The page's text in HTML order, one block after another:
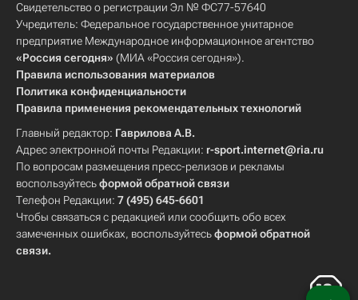
Свидетельство о регистрации Эл № ФС77-57640
Учредитель: Федеральное государственное унитарное
предприятие Международное информационное агентство
«Россия сегодня» (МИА «Россия сегодня»).
Правила использования материалов
Политика конфиденциальности
Правила применения рекомендательных технологий
Главный редактор: Гаврилова А.В.
Адрес электронной почты Редакции: r-sport.internet@ria.ru
По вопросам размещения пресс-релизов и рекламы
воспользуйтесьформой обратной связи
Телефон Редакции: 7 (495) 645-6601
Чтобы связаться с редакцией или сообщить обо всех
замеченных ошибках, воспользуйтесьформой обратной
связи.